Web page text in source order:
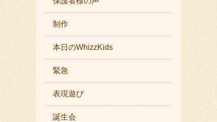
制作
本日のWhizzKids
緊急
表現遊び
誕生会